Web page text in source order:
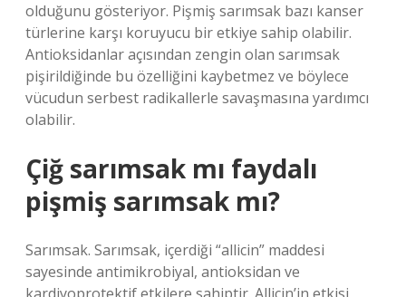
olduğunu gösteriyor. Pişmiş sarımsak bazı kanser
türlerine karşı koruyucu bir etkiye sahip olabilir.
Antioksidanlar açısından zengin olan sarımsak
pişirildiğinde bu özelliğini kaybetmez ve böylece
vücudun serbest radikallerle savaşmasına yardımcı
olabilir.
Çiğ sarımsak mı faydalı
pişmiş sarımsak mı?
Sarımsak. Sarımsak, içerdiği “allicin” maddesi
sayesinde antimikrobiyal, antioksidan ve